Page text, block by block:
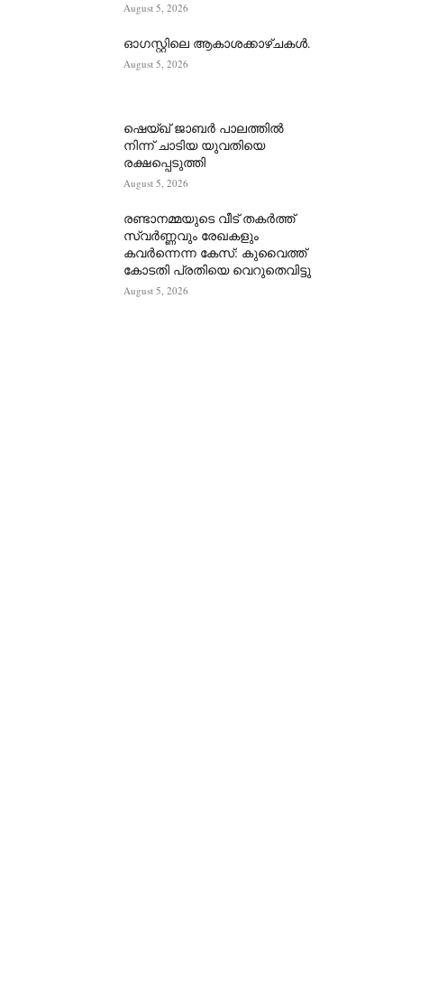
August 5, 2026
ഓഗസ്റ്റിലെ ആകാശക്കാഴ്ചകൾ.
August 5, 2026
ഷെയ്ഖ് ജാബർ പാലത്തിൽ
നിന്ന് ചാടിയ യുവതിയെ
രക്ഷപ്പെടുത്തി
August 5, 2026
രണ്ടാനമ്മയുടെ വീട് തകർത്ത്
സ്വർണ്ണവും രേഖകളും
കവർന്നെന്ന കേസ്: കുവൈത്ത്
കോടതി പ്രതിയെ വെറുതെവിട്ടു
August 5, 2026